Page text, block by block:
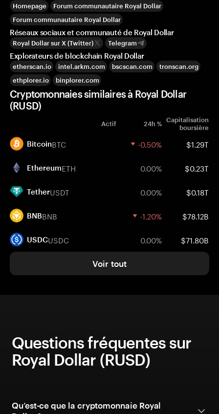
Homepage
Forum communautaire Royal Dollar
Forum communautaire Royal Dollar
Réseaux sociaux et communauté de Royal Dollar
Royal Dollar sur X (Twitter) Telegram
Explorateurs de blockchain Royal Dollar
etherscan.io intel.arkm.com bscscan.com
tronscan.org
ethplorer.io
binplorer.com
Cryptomonnaies similaires à Royal Dollar
(RUSD)
Actif 24h % Capitalisation
boursière
BitcoinBTC -0.50% $1.29T
EthereumETH 0.00% $0.23T
TetherUSDT 0.00% $0.18T
BNBBNB -1.20% $78.12B
USDCUSDC 0.00% $71.80B
Voir tout
Questions fréquentes sur
Royal Dollar (RUSD)
Qu’est-ce que la cryptomonnaie Royal